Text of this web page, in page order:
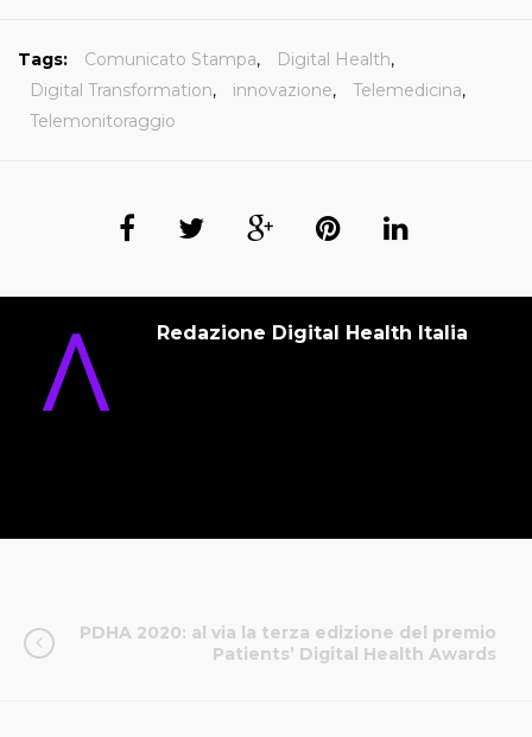
Tags: Comunicato Stampa, Digital Health,
Digital Transformation, innovazione, Telemedicina,
Telemonitoraggio
Redazione Digital Health Italia
PDHA 2020: al via la terza edizione del premio
Patients’ Digital Health Awards